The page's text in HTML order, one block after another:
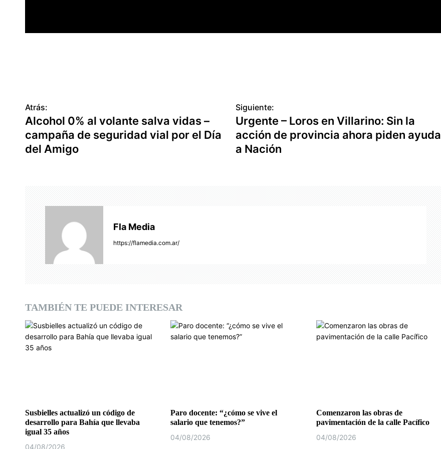
N
a
v
e
e
a
d
Atrás:
Alcohol 0% al volante salva vidas –
campaña de seguridad vial por el Día
del Amigo
Siguiente:
Urgente – Loros en Villarino: Sin la
acción de provincia ahora piden ayuda
a Nación
Fla Media
https://flamedia.com.ar/
TAMBIÉN TE PUEDE INTERESAR
Susbielles actualizó un código de
desarrollo para Bahía que llevaba
igual 35 años
04/08/2026
Paro docente: “¿cómo se vive el
salario que tenemos?”
04/08/2026
Comenzaron las obras de
pavimentación de la calle Pacífico
04/08/2026